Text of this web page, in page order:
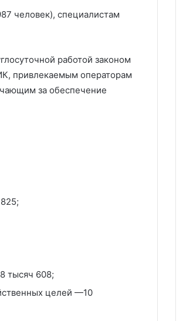
человек), специалистам
работой законом
привлекаемым операторам
за обеспечение
тысяч 608;
целей —10